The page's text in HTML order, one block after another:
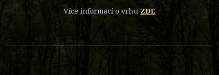
Více informací o vrhu ZDE